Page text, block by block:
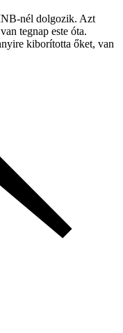
nél dolgozik. Azt
tegnap este óta.
kiborította őket, van